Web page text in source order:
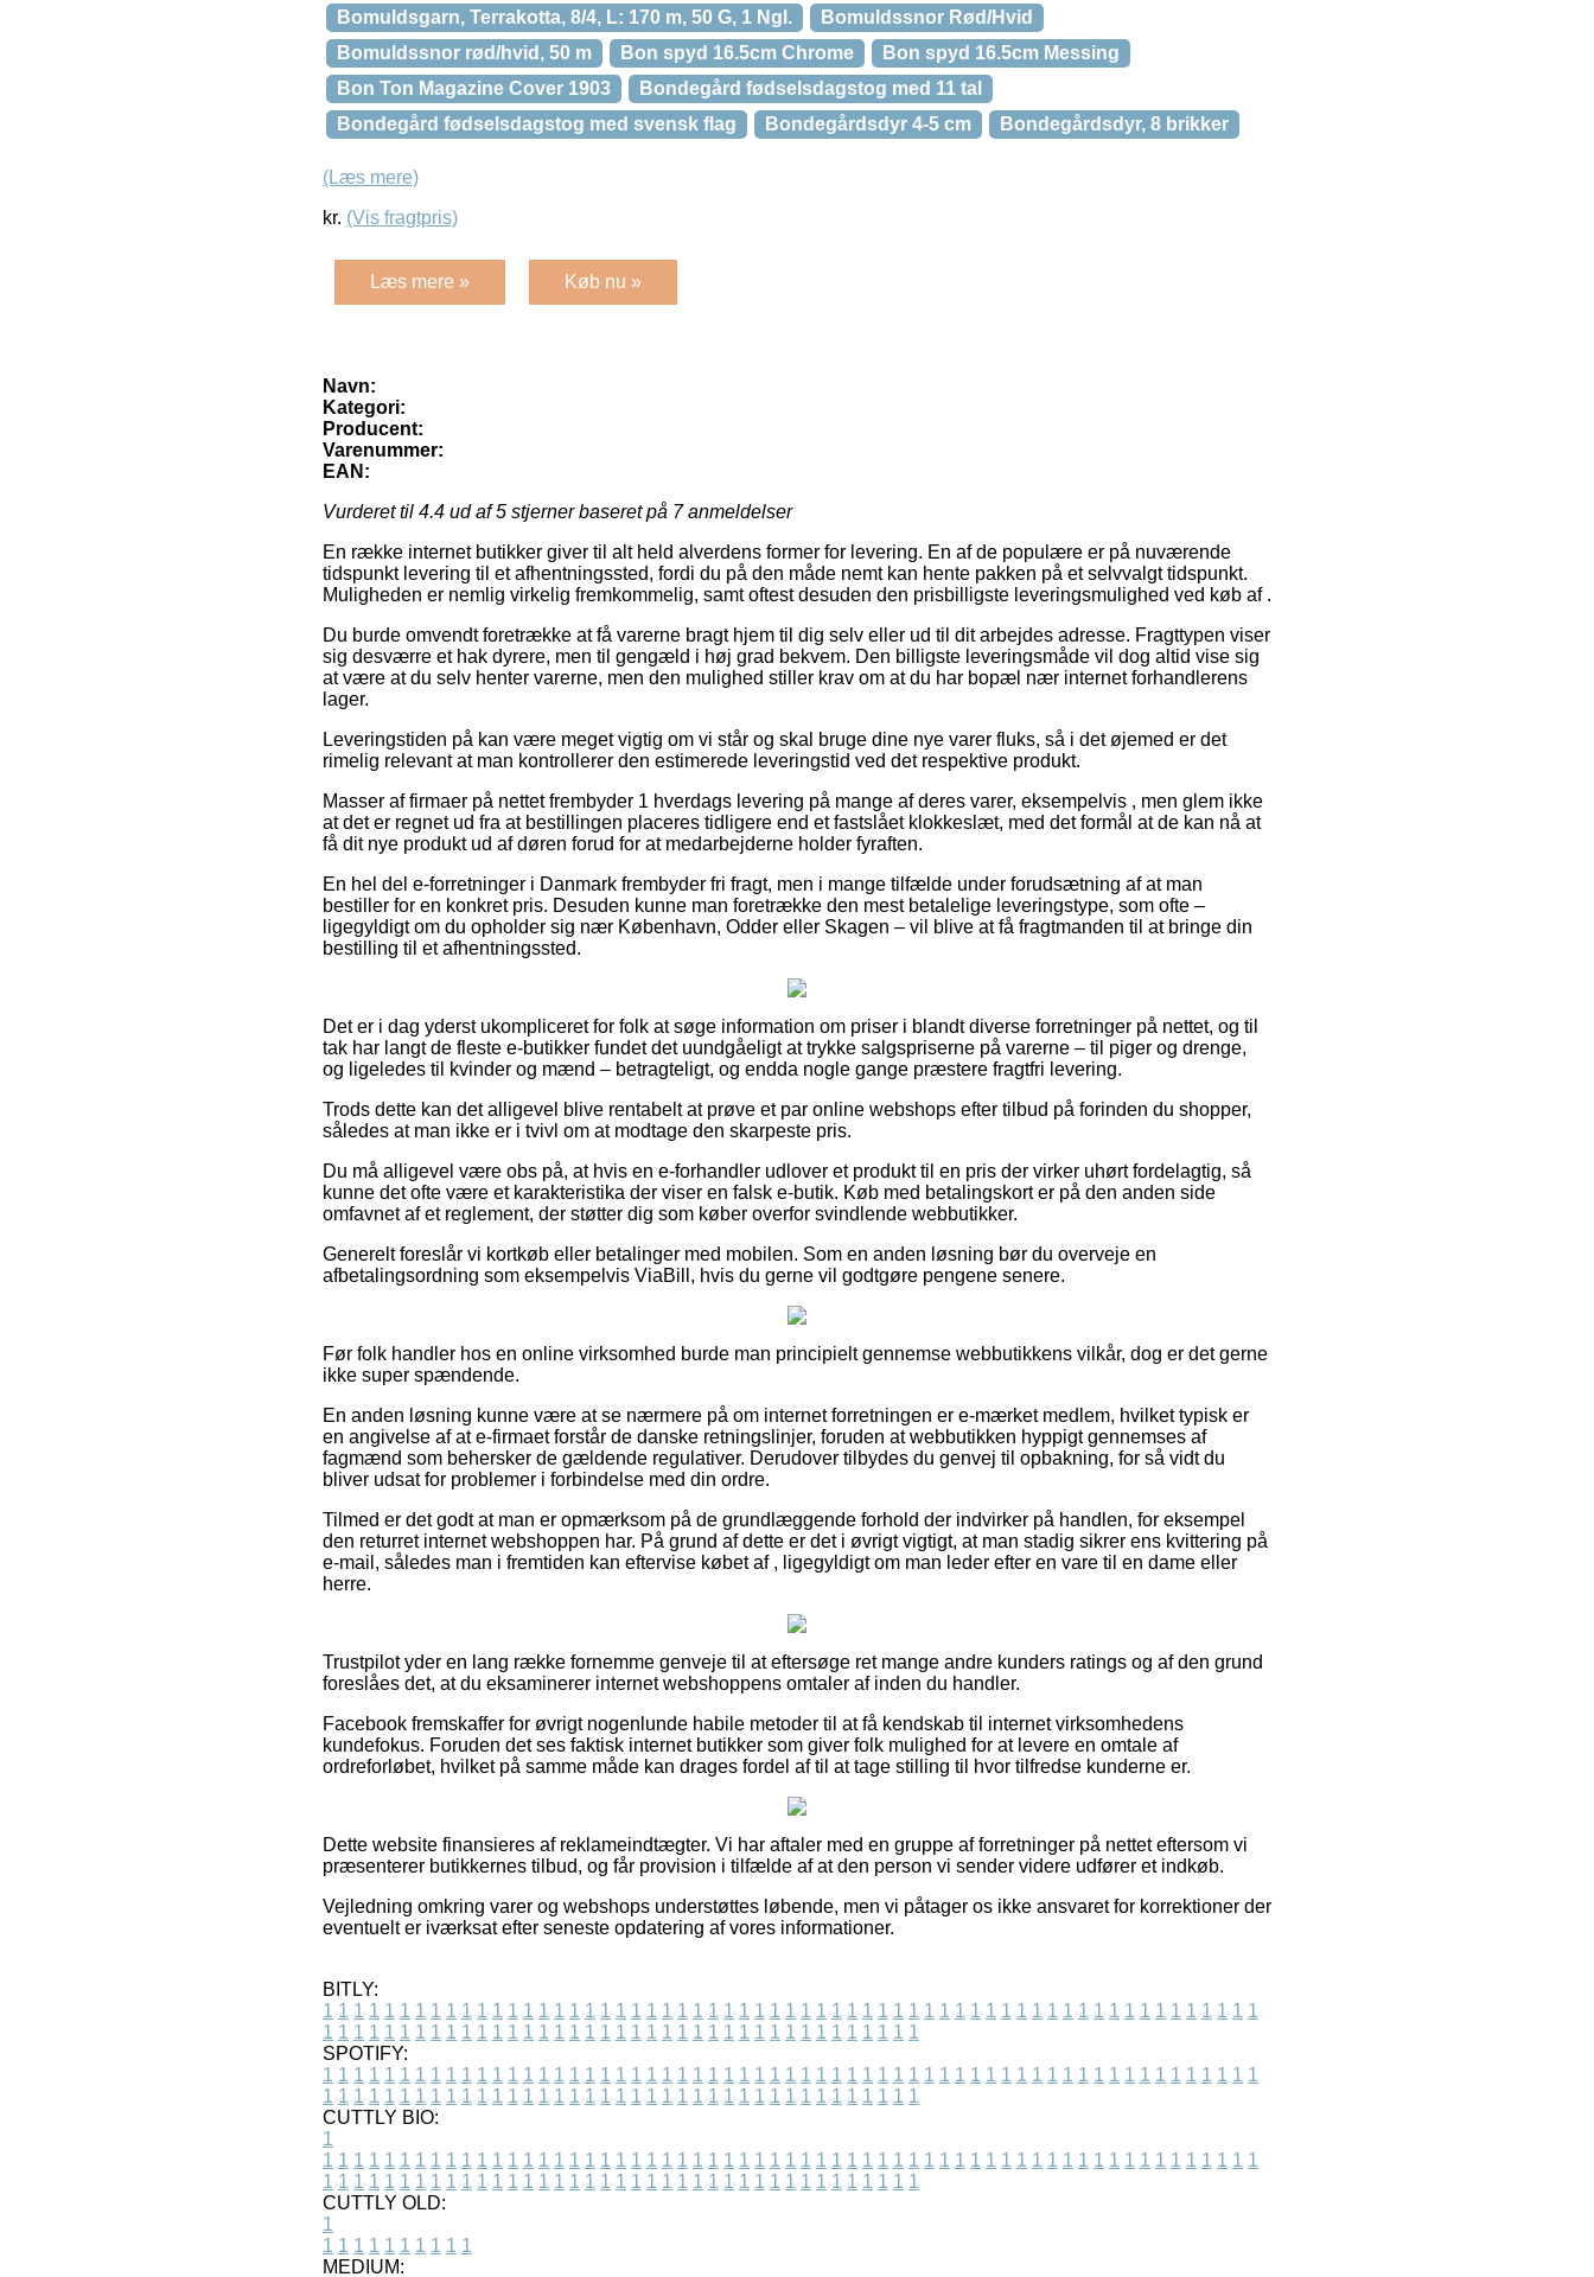
Bomuldsgarn, Terrakotta, 8/4, L: 170 m, 50 G, 1 Ngl.
Bomuldssnor Rød/Hvid
Bomuldssnor rød/hvid, 50 m
Bon spyd 16.5cm Chrome
Bon spyd 16.5cm Messing
Bon Ton Magazine Cover 1903
Bondegård fødselsdagstog med 11 tal
Bondegård fødselsdagstog med svensk flag
Bondegårdsdyr 4-5 cm Bondegårdsdyr, 8 brikker
(Læs mere)
kr. (Vis fragtpris)
Læs mere » Køb nu »
Navn:
Kategori:
Producent:
Varenummer:
EAN:
Vurderet til 4.4 ud af 5 stjerner baseret på 7anmeldelser
En række internet butikker giver til alt held alverdens former for levering. En af de populære er på nuværende
tidspunkt levering til et afhentningssted, fordi du på den måde nemt kan hente pakken på et selvvalgt tidspunkt.
Muligheden er nemlig virkelig fremkommelig, samt oftest desuden den prisbilligste leveringsmulighed ved køb af .
Du burde omvendt foretrække at få varerne bragt hjem til dig selv eller ud til dit arbejdes adresse. Fragttypen viser
sig desværre et hak dyrere, men til gengæld i høj grad bekvem. Den billigste leveringsmåde vil dog altid vise sig
at være at du selv henter varerne, men den mulighed stiller krav om at du har bopæl nær internet forhandlerens
lager.
Leveringstiden på kan være meget vigtig om vi står og skal bruge dine nye varer fluks, så i det øjemed er det
rimelig relevant at man kontrollerer den estimerede leveringstid ved det respektive produkt.
Masser af firmaer på nettet frembyder 1 hverdags levering på mange af deres varer, eksempelvis , men glem ikke
at det er regnet ud fra at bestillingen placeres tidligere end et fastslået klokkeslæt, med det formål at de kan nå at
få dit nye produkt ud af døren forud for at medarbejderne holder fyraften.
En hel del e-forretninger i Danmark frembyder fri fragt, men i mange tilfælde under forudsætning af at man
bestiller for en konkret pris. Desuden kunne man foretrække den mest betalelige leveringstype, som ofte –
ligegyldigt om du opholder sig nær København, Odder eller Skagen – vil blive at få fragtmanden til at bringe din
bestilling til et afhentningssted.
Det er i dag yderst ukompliceret for folk at søge information om priser i blandt diverse forretninger på nettet, og til
tak har langt de fleste e-butikker fundet det uundgåeligt at trykke salgspriserne på varerne – til piger og drenge,
og ligeledes til kvinder og mænd – betragteligt, og endda nogle gange præstere fragtfri levering.
Trods dette kan det alligevel blive rentabelt at prøve et par online webshops efter tilbud på forinden du shopper,
således at man ikke er i tvivl om at modtage den skarpeste pris.
Du må alligevel være obs på, at hvis en e-forhandler udlover et produkt til en pris der virker uhørt fordelagtig, så
kunne det ofte være et karakteristika der viser en falsk e-butik. Køb med betalingskort er på den anden side
omfavnet af et reglement, der støtter dig som køber overfor svindlende webbutikker.
Generelt foreslår vi kortkøb eller betalinger med mobilen. Som en anden løsning bør du overveje en
afbetalingsordning som eksempelvis ViaBill, hvis du gerne vil godtgøre pengene senere.
Før folk handler hos en online virksomhed burde man principielt gennemse webbutikkens vilkår, dog er det gerne
ikke super spændende.
En anden løsning kunne være at se nærmere på om internet forretningen er e-mærket medlem, hvilket typisk er
en angivelse af at e-firmaet forstår de danske retningslinjer, foruden at webbutikken hyppigt gennemses af
fagmænd som behersker de gældende regulativer. Derudover tilbydes du genvej til opbakning, for så vidt du
bliver udsat for problemer i forbindelse med din ordre.
Tilmed er det godt at man er opmærksom på de grundlæggende forhold der indvirker på handlen, for eksempel
den returret internet webshoppen har. På grund af dette er det i øvrigt vigtigt, at man stadig sikrer ens kvittering på
e-mail, således man i fremtiden kan eftervise købet af , ligegyldigt om man leder efter en vare til en dame eller
herre.
Trustpilot yder en lang række fornemme genveje til at eftersøge ret mange andre kunders ratings og af den grund
foreslåes det, at du eksaminerer internet webshoppens omtaler af inden du handler.
Facebook fremskaffer for øvrigt nogenlunde habile metoder til at få kendskab til internet virksomhedens
kundefokus. Foruden det ses faktisk internet butikker som giver folk mulighed for at levere en omtale af
ordreforløbet, hvilket på samme måde kan drages fordel af til at tage stilling til hvor tilfredse kunderne er.
Dette website finansieres af reklameindtægter. Vi har aftaler med en gruppe af forretninger på nettet eftersom vi
præsenterer butikkernes tilbud, og får provision i tilfælde af at den person vi sender videre udfører et indkøb.
Vejledning omkring varer og webshops understøttes løbende, men vi påtager os ikke ansvaret for korrektioner der
eventuelt er iværksat efter seneste opdatering af vores informationer.
BITLY:
1 1 1 1 1 1 1 1 1 1 1 1 1 1 1 1 1 1 1 1 1 1 1 1 1 1 1 1 1 1 1 1 1 1 1 1 1 1 1 1 1 1 1 1 1 1 1 1 1 1 1 1 1 1 1 1 1 1 1 1 1
1 1 1 1 1 1 1 1 1 1 1 1 1 1 1 1 1 1 1 1 1 1 1 1 1 1 1 1 1 1 1 1 1 1 1 1 1 1 1
SPOTIFY:
1 1 1 1 1 1 1 1 1 1 1 1 1 1 1 1 1 1 1 1 1 1 1 1 1 1 1 1 1 1 1 1 1 1 1 1 1 1 1 1 1 1 1 1 1 1 1 1 1 1 1 1 1 1 1 1 1 1 1 1 1
1 1 1 1 1 1 1 1 1 1 1 1 1 1 1 1 1 1 1 1 1 1 1 1 1 1 1 1 1 1 1 1 1 1 1 1 1 1 1
CUTTLY BIO:
1
1 1 1 1 1 1 1 1 1 1 1 1 1 1 1 1 1 1 1 1 1 1 1 1 1 1 1 1 1 1 1 1 1 1 1 1 1 1 1 1 1 1 1 1 1 1 1 1 1 1 1 1 1 1 1 1 1 1 1 1 1
1 1 1 1 1 1 1 1 1 1 1 1 1 1 1 1 1 1 1 1 1 1 1 1 1 1 1 1 1 1 1 1 1 1 1 1 1 1 1
CUTTLY OLD:
1
1 1 1 1 1 1 1 1 1 1
MEDIUM: